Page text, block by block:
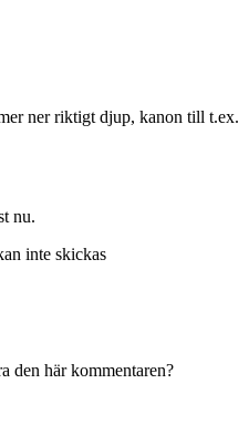
ner riktigt djup, kanon till t.ex.
nu.
inte skickas
den här kommentaren?